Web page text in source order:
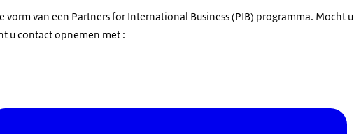
vorm van een Partners for International Business (PIB) programma. Mocht u
u contact opnemen met :